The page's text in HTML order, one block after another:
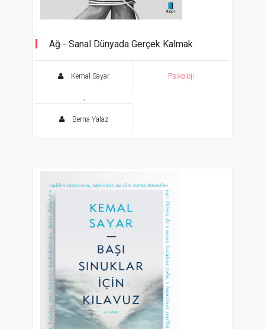
Ağ - Sanal Dünyada Gerçek Kalmak
Kemal Sayar
,
Berna Yalaz
Psikoloji